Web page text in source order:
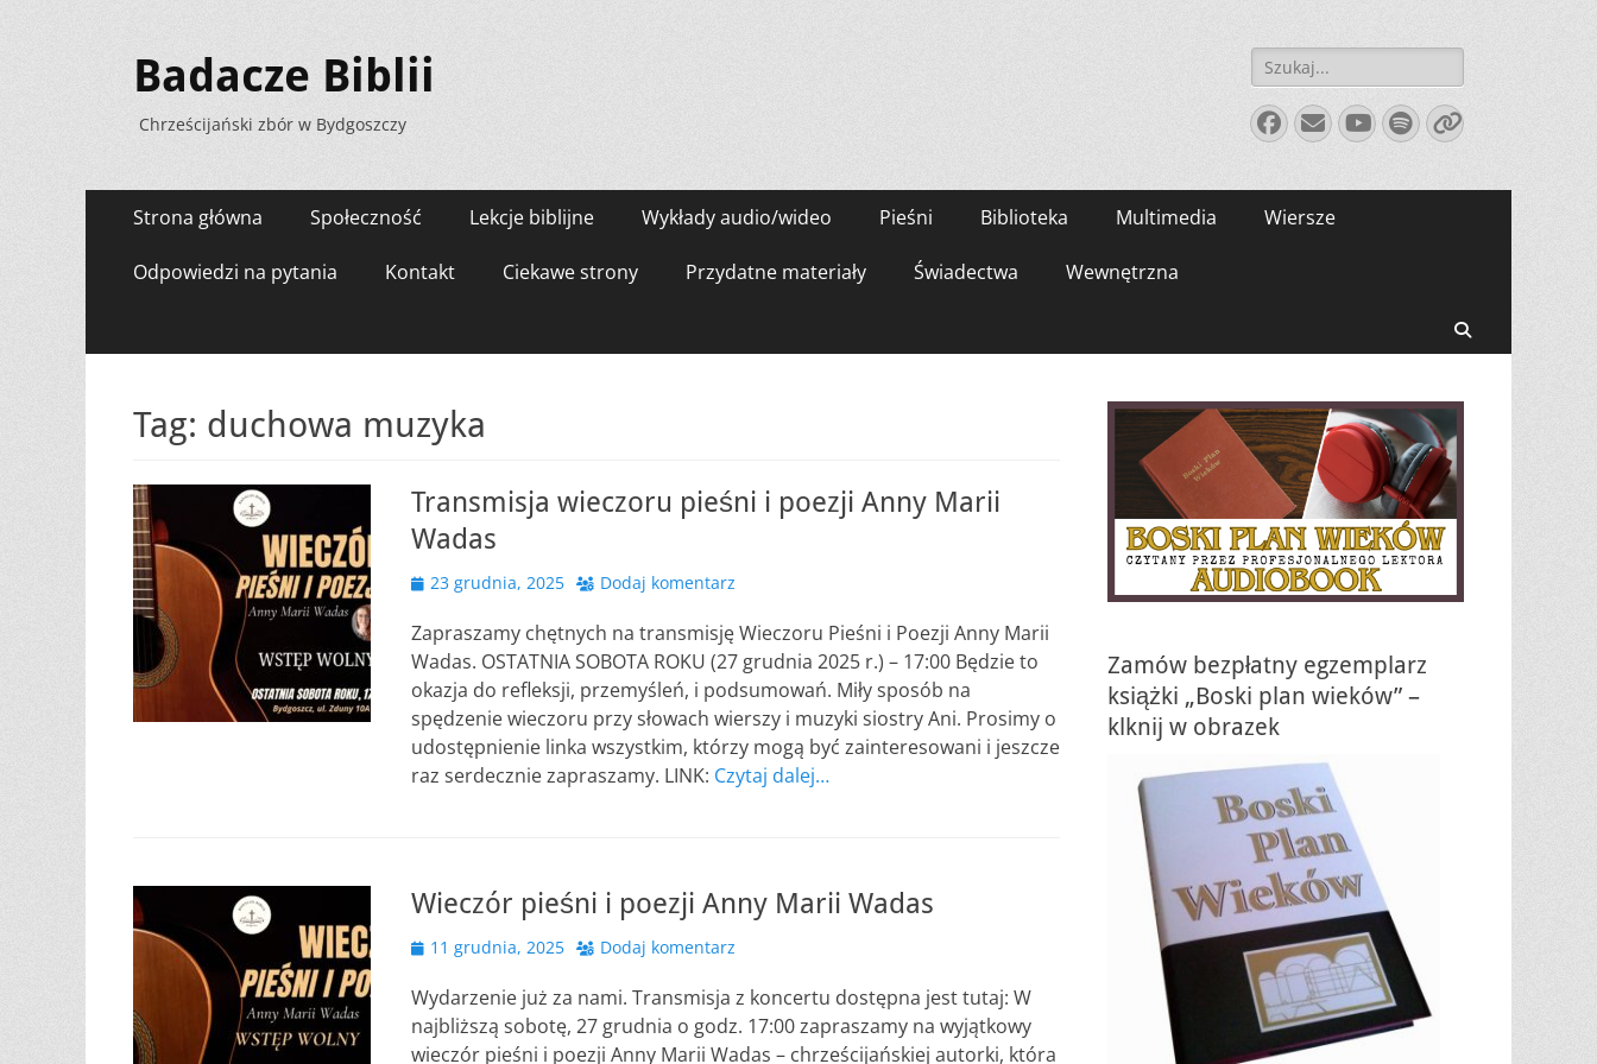
Badacze Biblii
Chrześcijański zbór w Bydgoszczy
Szukaj:
Facebook
E-
mail
YouTube
Spotify
Link
Menu
zawartości
Strona główna Społeczność Lekcje biblijne Wykłady audio/wideo Pieśni Biblioteka Multimedia Wiersze
Odpowiedzi na pytania Kontakt Ciekawe strony Przydatne materiały Świadectwa Wewnętrzna
Tag: duchowa muzyka
Transmisja wieczoru pieśni i poezji Anny Marii
Wadas
Opublikowano
23 grudnia, 2025 Dodaj komentarz
Zapraszamy chętnych na transmisję Wieczoru Pieśni i Poezji Anny Marii
Wadas. OSTATNIA SOBOTA ROKU (27 grudnia 2025 r.) – 17:00 Będzie to
okazja do refleksji, przemyśleń, i podsumowań. Miły sposób na
spędzenie wieczoru przy słowach wierszy i muzyki siostry Ani. Prosimy o
udostępnienie linka wszystkim, którzy mogą być zainteresowani i jeszcze
raz serdecznie zapraszamy. LINK: Czytaj dalej…
Wieczór pieśni i poezji Anny Marii Wadas
Opublikowano
11 grudnia, 2025 Dodaj komentarz
Wydarzenie już za nami. Transmisja z koncertu dostępna jest tutaj: W
najbliższą sobotę, 27 grudnia o godz. 17:00 zapraszamy na wyjątkowy
wieczór pieśni i poezji Anny Marii Wadas – chrześcijańskiej autorki, która
Zamów bezpłatny egzemplarz
książki „Boski plan wieków” –
klknij w obrazek